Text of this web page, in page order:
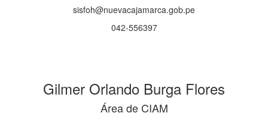
sisfoh@nuevacajamarca.gob.pe
042-556397
Gilmer Orlando Burga Flores
Área de CIAM